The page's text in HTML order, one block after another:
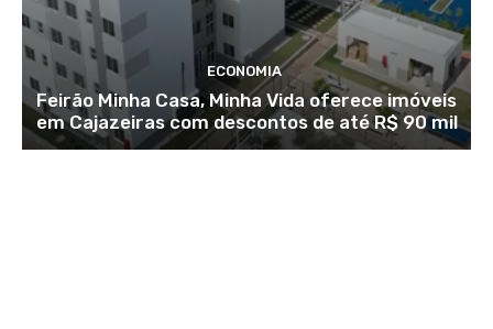
ECONOMIA
Feirão Minha Casa, Minha Vida oferece imóveis
em Cajazeiras com descontos de até R$ 90 mil